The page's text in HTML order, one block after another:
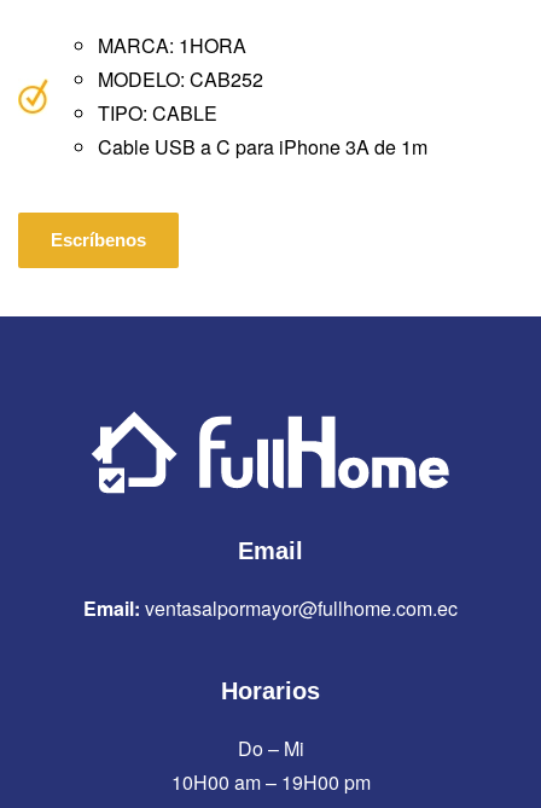
MARCA: 1HORA
MODELO: CAB252
TIPO: CABLE
Cable USB a C para iPhone 3A de 1m
Escríbenos
Email
Email: ventasalpormayor@fullhome.com.ec
Horarios
Do – Mi
10H00 am – 19H00 pm